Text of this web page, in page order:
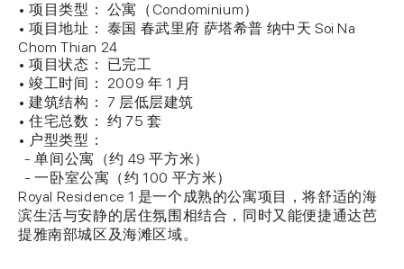
• 项目类型： 公寓（Condominium）
• 项目地址： 泰国 春武里府 萨塔希普 纳中天 Soi Na
Chom Thian 24
• 项目状态： 已完工
• 竣工时间： 2009 年 1 月
• 建筑结构： 7 层低层建筑
• 住宅总数： 约 75 套
• 户型类型：
- 单间公寓（约 49 平方米）
- 一卧室公寓（约 100 平方米）
Royal Residence 1 是一个成熟的公寓项目，将舒适的海
滨生活与安静的居住氛围相结合，同时又能便捷通达芭
提雅南部城区及海滩区域。